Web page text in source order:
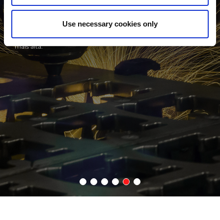
Use necessary cookies only
da AMADA que
e aumenta a
aproximadamente 2x.
e uma produtividade
A tecnologia Fiber Silky Cut da
revolucionária no corte por laser de
feixe e o fluxo de gás para conseguir
corte no aço inoxidável de espessura
corte a laser de CO₂ tanto em
qualidade de acabamento.